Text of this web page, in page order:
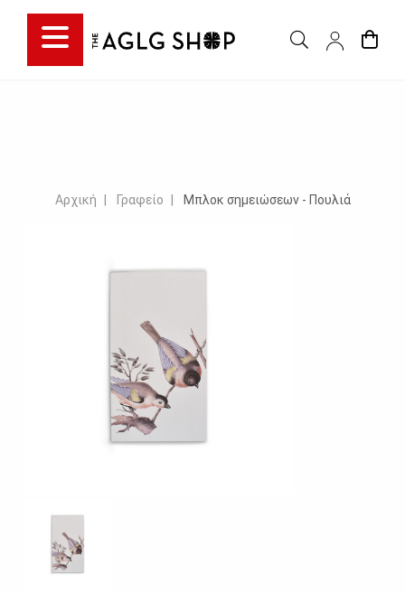
Αρχική Γραφείο Μπλοκ σημειώσεων - Πουλιά